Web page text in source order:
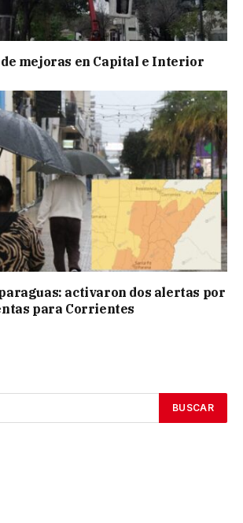
mejoras en Capital e Interior
activaron dos alertas por
para Corrientes